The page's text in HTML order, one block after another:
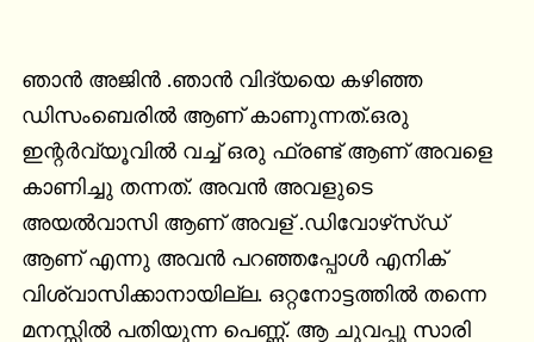
ഞാൻ അജിൻ .ഞാൻ വിദ്യയെ കഴിഞ്ഞ
ഡിസംബെരിൽ ആണ് കാണുന്നത്.ഒരു
ഇന്റർവ്യൂവിൽ വച്ച് ഒരു ഫ്രണ്ട് ആണ്‌ അവളെ
കാണിച്ചു തന്നത്. അവൻ അവളുടെ
അയൽവാസി ആണ്‌ അവള് .ഡിവോഴ്‌സ്ഡ്
ആണ്‌ എന്നു അവൻ പറഞ്ഞപ്പോൾ എനിക്
വിശ്വാസിക്കാനായില്ല. ഒറ്റനോട്ടത്തിൽ തന്നെ
മനസ്സിൽ പതിയുന്ന പെണ്ണ്. ആ ചുവപ്പു സാരി